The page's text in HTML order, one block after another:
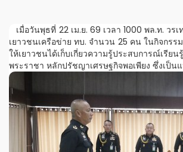
เมื่อวันพุธที่ 22 เม.ย. 69 เวลา 1000 พล.ท.
เยาวชนเครือข่าย ทบ. จำนวน 25 คน ในกิจกร
ให้เยาวชนได้เก็บเกี่ยวความรู้ประสบการณ์เรีย
พระราชา หลักปรัชญาเศรษฐกิจพอเพียง ซึ่งเป็